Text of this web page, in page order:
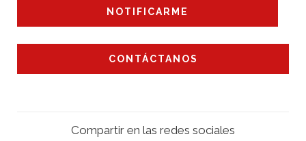
NOTIFICARME
CONTÁCTANOS
Compartir en las redes sociales